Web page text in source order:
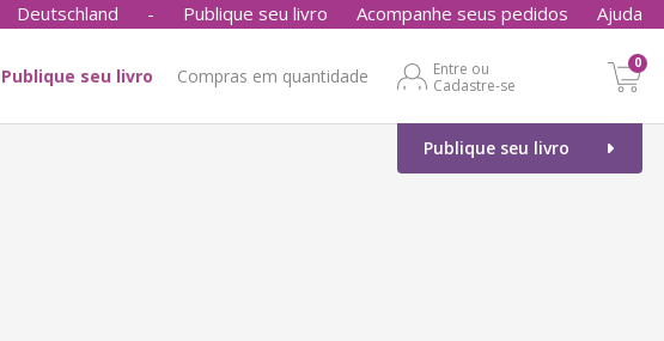
Deutschland - Publique seu livro Acompanhe seus pedidos Ajuda
Publique seu livro Compras em quantidade
Entre ou
Cadastre-se
0
Publique seu livro